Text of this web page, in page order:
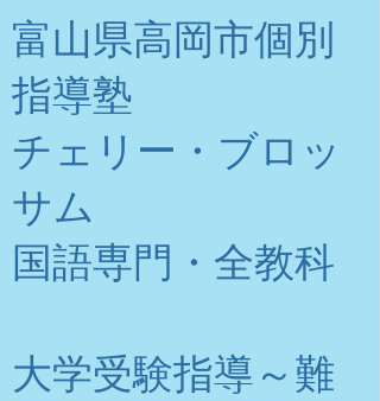
富山県高岡市個別
指導塾
チェリー・ブロッ
サム
​国語専門・全教科
大学受験指導～難